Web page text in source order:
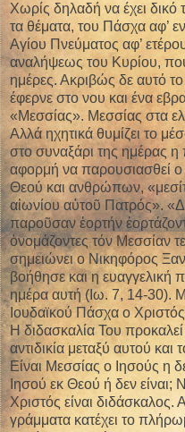
Χωρίς δηλαδή να έχει δικό
τα θέματα, του Πάσχα αφ’
Αγίου Πνεύματος αφ’
αναλήψεως του Κυρίου,
ημέρες. Ακριβώς δε αυτό
έφερνε στο νου και ένα
«Μεσσίας». Μεσσίας στα
Αλλά ηχητικά θυμίζει το
στο συναξάρι της ημέρας η
αφορμή να παρουσιασθεί ο
Θεού και ανθρώπων,
αἰωνίου αὐτοῦ Πατρός».
παροῦσαν ἑορτήν
ὀνομάζοντες τόν Μεσσίαν
σημειώνει ο Νικηφόρος
βοήθησε και η ευαγγελική
ημέρα αυτή (Ιω. 7, 14-30).
Ιουδαϊκού Πάσχα ο Χριστός
Η διδασκαλία Του
αντιδικία μεταξύ αυτού
Είναι Μεσσίας ο Ιησούς η
Ιησού εκ Θεού ή δεν είναι;
Χριστός είναι
γράμματα κατέχει το